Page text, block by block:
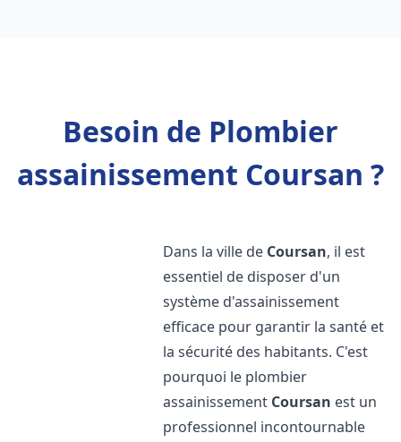
Besoin de Plombier
assainissement Coursan ?
Dans la ville de Coursan, il est
essentiel de disposer d'un
système d'assainissement
efficace pour garantir la santé et
la sécurité des habitants. C'est
pourquoi le plombier
assainissement Coursan est un
professionnel incontournable